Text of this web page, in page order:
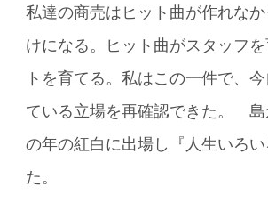
私達の商売はヒット曲が作れな
けになる。ヒット曲がスタッフ
トを育てる。私はこの一件で、
ている立場を再確認できた。 島
の年の紅白に出場し『人生いろ
た。